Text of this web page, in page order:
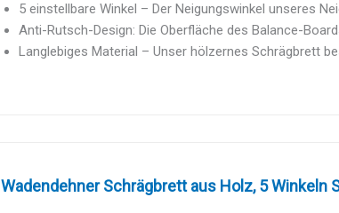
5 einstellbare Winkel – Der Neigungswinkel unseres
Anti-Rutsch-Design: Die Oberfläche des Balance-
Langlebiges Material – Unser hölzernes Schrägbrett
Wadendehner Schrägbrett aus Holz, 5 Winkeln